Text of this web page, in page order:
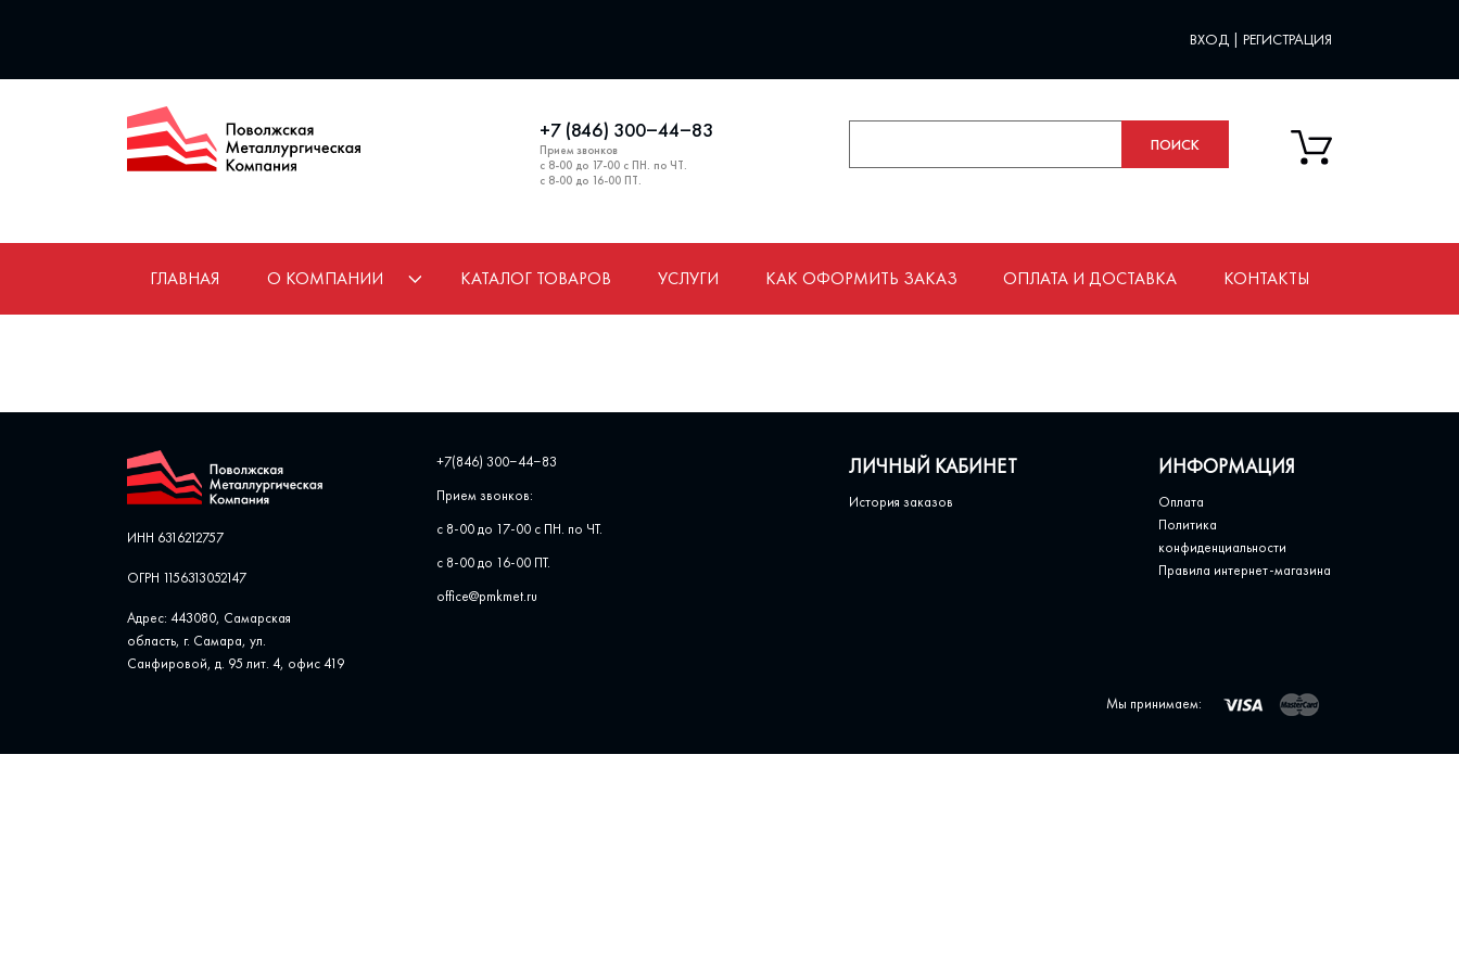
ВХОД | РЕГИСТРАЦИЯ
+7 (846) 300‒44‒83
Прием звонков
с 8-00 до 17-00 с ПН. по ЧТ.
с 8-00 до 16-00 ПТ.
ГЛАВНАЯ О КОМПАНИИ КАТАЛОГ ТОВАРОВ УСЛУГИ КАК ОФОРМИТЬ ЗАКАЗ ОПЛАТА И ДОСТАВКА КОНТАКТЫ
ИНН 6316212757
ОГРН 1156313052147
Адрес: 443080, Самарская
область, г. Самара, ул. ​
Санфировой, д. 95 лит. 4, офис ​419
+7(846) 300‒44‒83
Прием звонков:
с 8-00 до 17-00 с ПН. по ЧТ.
с 8-00 до 16-00 ПТ.
office@pmkmet.ru
ЛИЧНЫЙ КАБИНЕТ
История заказов
ИНФОРМАЦИЯ
Оплата
Политика
конфиденциальности
Правила интернет-магазина
Мы принимаем: